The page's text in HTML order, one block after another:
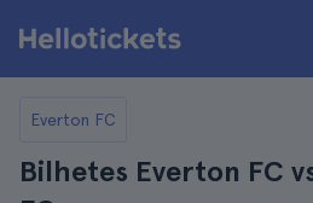
Everton FC
Bilhetes Everton FC